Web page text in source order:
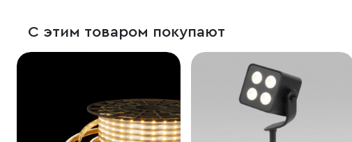
С этим товаром покупают